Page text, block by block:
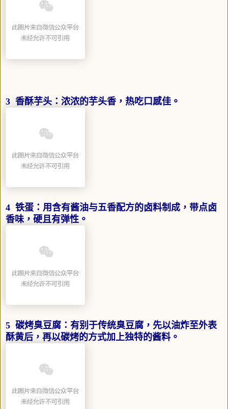
3 香酥芋头：浓浓的芋头香，热吃口感佳。
4 铁蛋：用含有酱油与五香配方的卤料制成，带点卤
香味，硬且有弹性。
5 碳烤臭豆腐：有别于传统臭豆腐，先以油炸至外表
酥黄后，再以碳烤的方式加上独特的酱料。